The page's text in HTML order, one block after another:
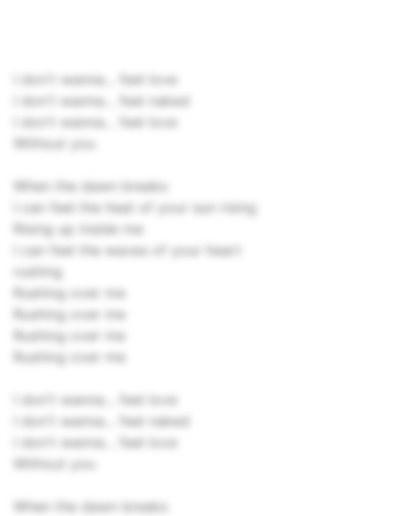
I don't wanna... feel love
I don't wanna... feel naked
I don't wanna... feel love
Without you
When the dawn breaks
I can feel the heat of your sun rising
Rising up inside me
I can feel the waves of your heart
rushing
Rushing over me
Rushing over me
Rushing over me
Rushing over me
I don't wanna... feel love
I don't wanna... feel naked
I don't wanna... feel love
Without you
When the dawn breaks